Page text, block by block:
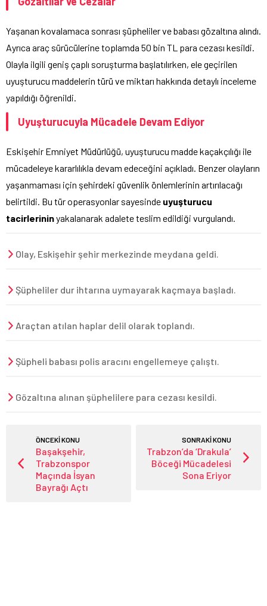
Yaşanan kovalamaca sonrası şüpheliler ve babası gözaltına alındı.
Ayrıca araç sürücülerine toplamda 50 bin TL para cezası kesildi.
Olayla ilgili geniş çaplı soruşturma başlatılırken, ele geçirilen
uyuşturucu maddelerin türü ve miktarı hakkında detaylı inceleme
yapıldığı öğrenildi.
Uyuşturucuyla Mücadele Devam Ediyor
Eskişehir Emniyet Müdürlüğü, uyuşturucu madde kaçakçılığı ile
mücadeleye kararlılıkla devam edeceğini açıkladı. Benzer olayların
yaşanmaması için şehirdeki güvenlik önlemlerinin artırılacağı
belirtildi. Bu tür operasyonlar sayesinde uyuşturucu
tacirlerininyakalanarak adalete teslim edildiği vurgulandı.
Olay, Eskişehir şehir merkezinde meydana geldi.
Şüpheliler dur ihtarına uymayarak kaçmaya başladı.
Araçtan atılan haplar delil olarak toplandı.
Şüpheli babası polis aracını engellemeye çalıştı.
Gözaltına alınan şüphelilere para cezası kesildi.
ÖNCEKİ KONU
Başakşehir,
Trabzonspor
Maçında İsyan
Bayrağı Açtı
SONRAKİ KONU
Trabzon’da ‘Drakula’
Böceği Mücadelesi
Sona Eriyor